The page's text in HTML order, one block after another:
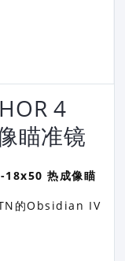
4
瞄准镜
热成像瞄
的Obsidian IV